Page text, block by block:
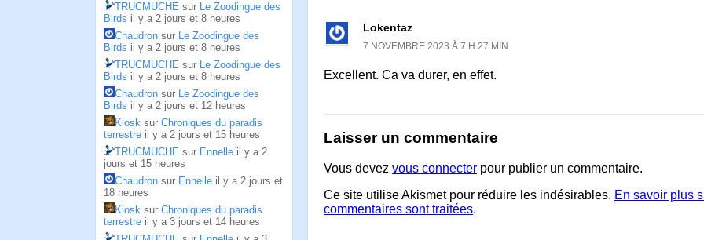
TRUCMUCHE sur Le Zoodingue des
Birds il y a 2 jours et 8 heures
Chaudron sur Le Zoodingue des
Birds il y a 2 jours et 8 heures
TRUCMUCHE sur Le Zoodingue des
Birds il y a 2 jours et 8 heures
Chaudron sur Le Zoodingue des
Birds il y a 2 jours et 12 heures
Kiosk sur Chroniques du paradis
terrestre il y a 2 jours et 15 heures
TRUCMUCHE sur Ennelle il y a 2
jours et 15 heures
Chaudron sur Ennelle il y a 2 jours et
18 heures
Kiosk sur Chroniques du paradis
terrestre il y a 3 jours et 14 heures
Lokentaz
7 NOVEMBRE 2023 À 7 H 27 MIN
Excellent. Ca va durer, en effet.
Laisser un commentaire
Vous devez vous connecter pour publier un commentaire.
Ce site utilise Akismet pour réduire les indésirables. En savoir plus
commentaires sont traitées.